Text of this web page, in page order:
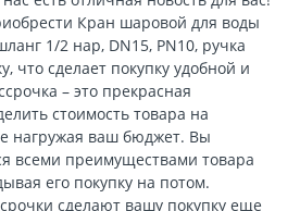
Кран шаровой для воды
1/2 нар, DN15, PN10, ручка
что сделает покупку удобной и
– это прекрасная
стоимость товара на
нагружая ваш бюджет. Вы
всеми преимуществами товара
его покупку на потом.
сделают вашу покупку еще